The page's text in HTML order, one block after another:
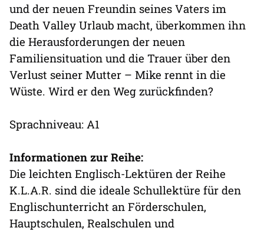
und der neuen Freundin seines Vaters im
Death Valley Urlaub macht, überkommen ihn
die Herausforderungen der neuen
Familiensituation und die Trauer über den
Verlust seiner Mutter – Mike rennt in die
Wüste. Wird er den Weg zurückfinden?
Sprachniveau: A1
Informationen zur Reihe:
Die leichten Englisch-Lektüren der Reihe
K.L.A.R. sind die ideale Schullektüre für den
Englischunterricht an Förderschulen,
Hauptschulen, Realschulen und